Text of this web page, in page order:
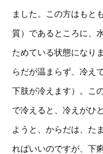
ました。この方はもと
質）であるところに、
ためている状態になり
らだが温まらず、冷え
下肢が冷えます）。こ
で冷えると、冷えがひ
ようと、からだは、た
ればいいのですが、下